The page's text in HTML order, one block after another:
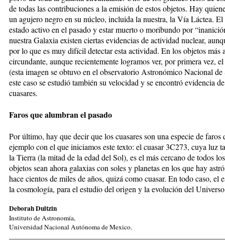
de todas las contribuciones a la emisión de estos objetos. Hay
un agujero negro en su núcleo, incluida la nuestra, la Vía Láctea.
estado activo en el pasado y estar muerto o moribundo por
nuestra Galaxia existen ciertas evidencias de actividad nuclear,
por lo que es muy difícil detectar esta actividad. En los objetos
circundante, aunque recientemente logramos ver, por primera vez,
(esta imagen se obtuvo en el observatorio Astronómico Nacional
este caso se estudió también su velocidad y se encontró evidencia
cuasares.
Faros que alumbran el pasado
Por último, hay que decir que los cuasares son una especie de
ejemplo con el que iniciamos este texto: el cuasar 3C273, cuya luz
la Tierra (la mitad de la edad del Sol), es el más cercano de todos
objetos sean ahora galaxias con soles y planetas en los que hay
hace cientos de miles de años, quizá como cuasar. En todo caso, el
la cosmología, para el estudio del origen y la evolución del
Deborah Dultzin
Instituto de Astronomía,
Universidad Nacional Autónoma de Mexico.